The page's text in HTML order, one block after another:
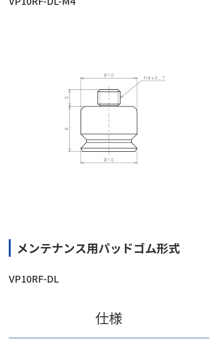
メンテナンス用パッドゴム形式
VP10RF-DL
仕様